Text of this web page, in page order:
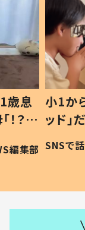
歳息
？」
編集部
小1か
ッド
作り
#令和
SNSで